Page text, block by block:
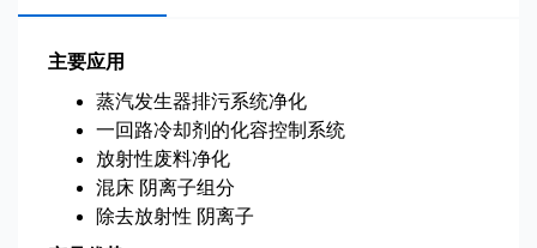
主要应用
蒸汽发生器排污系统净化
一回路冷却剂的化容控制系统
放射性废料净化
混床 阴离子组分
除去放射性 阴离子